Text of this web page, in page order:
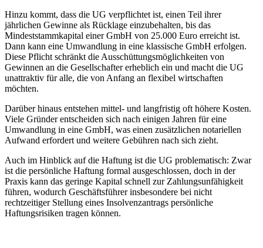
Hinzu kommt, dass die UG verpflichtet ist, einen Teil ihrer
jährlichen Gewinne als Rücklage einzubehalten, bis das
Mindeststammkapital einer GmbH von 25.000 Euro erreicht ist.
Dann kann eine Umwandlung in eine klassische GmbH erfolgen.
Diese Pflicht schränkt die Ausschüttungsmöglichkeiten von
Gewinnen an die Gesellschafter erheblich ein und macht die UG
unattraktiv für alle, die von Anfang an flexibel wirtschaften
möchten.
Darüber hinaus entstehen mittel- und langfristig oft höhere Kosten.
Viele Gründer entscheiden sich nach einigen Jahren für eine
Umwandlung in eine GmbH, was einen zusätzlichen notariellen
Aufwand erfordert und weitere Gebühren nach sich zieht.
Auch im Hinblick auf die Haftung ist die UG problematisch: Zwar
ist die persönliche Haftung formal ausgeschlossen, doch in der
Praxis kann das geringe Kapital schnell zur Zahlungsunfähigkeit
führen, wodurch Geschäftsführer insbesondere bei nicht
rechtzeitiger Stellung eines Insolvenzantrags persönliche
Haftungsrisiken tragen können.